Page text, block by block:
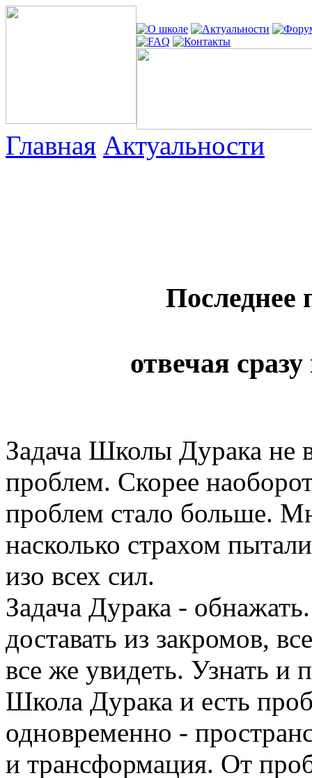
Главная Актуальности
Последнее
отвечая
Задача Школы Дурака не
проблем. Скорее
проблем стало больше.
насколько страхом
изо всех сил.
Задача Дурака -
доставать из закромов,
все же увидеть. Узнать и
Школа Дурака и есть
одновременно -
и трансформация. От